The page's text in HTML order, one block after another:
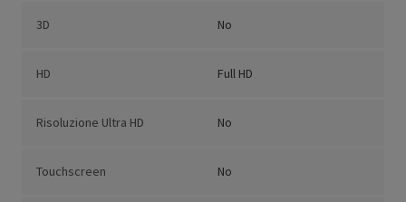
3D No
HD Full HD
Risoluzione Ultra HD No
Touchscreen No